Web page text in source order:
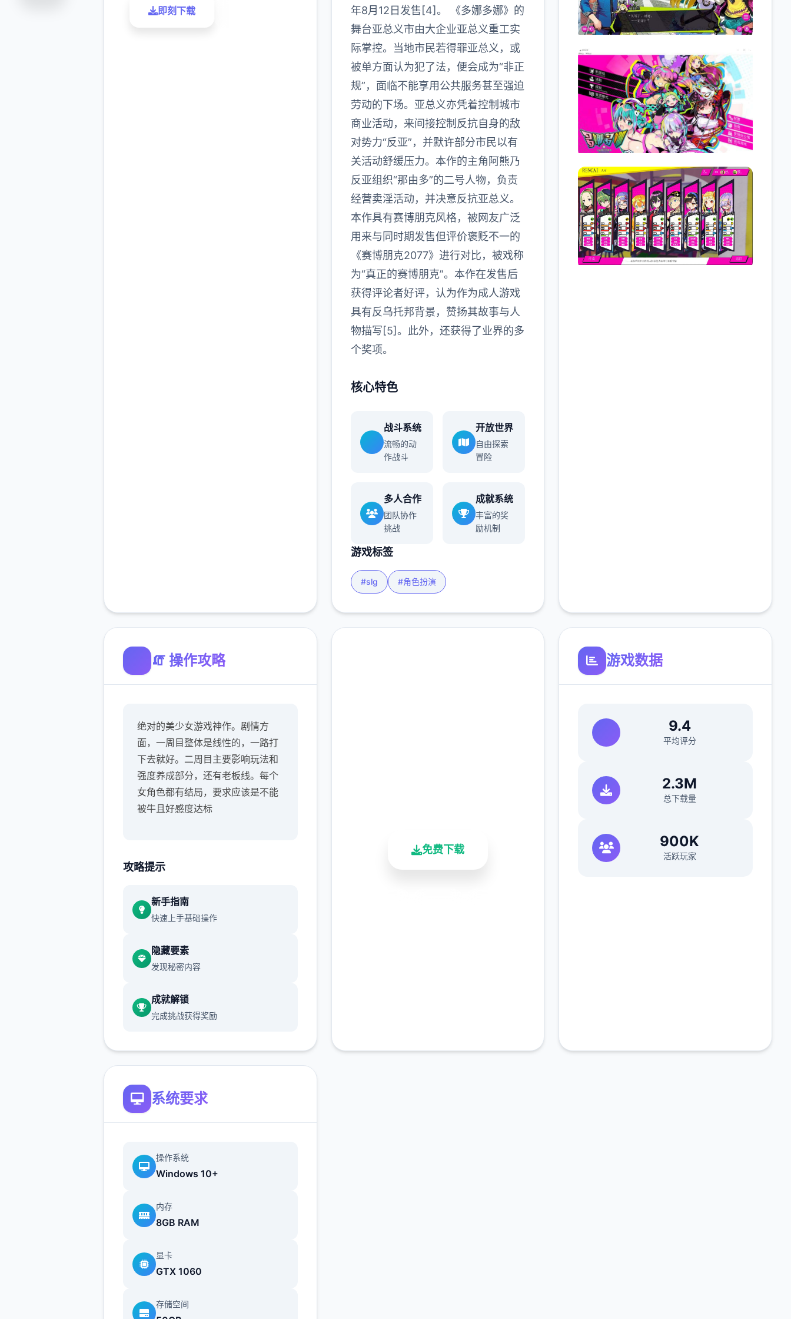
即刻下载
年8月12日发售[4]。 《多娜多娜》的
舞台亚总义市由大企业亚总义重工实
际掌控。当地市民若得罪亚总义，或
被单方面认为犯了法，便会成为“非正
规”，面临不能享用公共服务甚至强迫
劳动的下场。亚总义亦凭着控制城市
商业活动，来间接控制反抗自身的敌
对势力“反亚”，并默许部分市民以有
关活动舒缓压力。本作的主角阿熊乃
反亚组织“那由多”的二号人物，负责
经营卖淫活动，并决意反抗亚总义。
本作具有赛博朋克风格，被网友广泛
用来与同时期发售但评价褒贬不一的
《赛博朋克2077》进行对比，被戏称
为“真正的赛博朋克”。本作在发售后
获得评论者好评，认为作为成人游戏
具有反乌托邦背景，赞扬其故事与人
物描写[5]。此外，还获得了业界的多
个奖项。
核心特色
战斗系统
流畅的动
作战斗
开放世界
自由探索
冒险
多人合作
团队协作
挑战
成就系统
丰富的奖
励机制
游戏标签
#slg #角色扮演
🧯 操作攻略
绝对的美少女游戏神作。剧情方
面，一周目整体是线性的，一路打
下去就好。二周目主要影响玩法和
强度养成部分，还有老板线。每个
女角色都有结局，要求应该是不能
被牛且好感度达标
攻略提示
新手指南
快速上手基础操作
隐藏要素
发现秘密内容
成就解锁
完成挑战获得奖励
免费下载
游戏数据
9.4
平均评分
2.3M
总下载量
900K
活跃玩家
系统要求
操作系统
Windows 10+
内存
8GB RAM
显卡
GTX 1060
存储空间